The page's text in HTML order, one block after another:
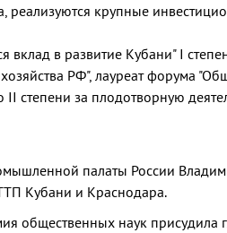
реализуются крупные
в развитие Кубани" I
РФ", лауреат форума
степени за плодотворную
палаты России
Кубани и Краснодара.
общественных наук присудила